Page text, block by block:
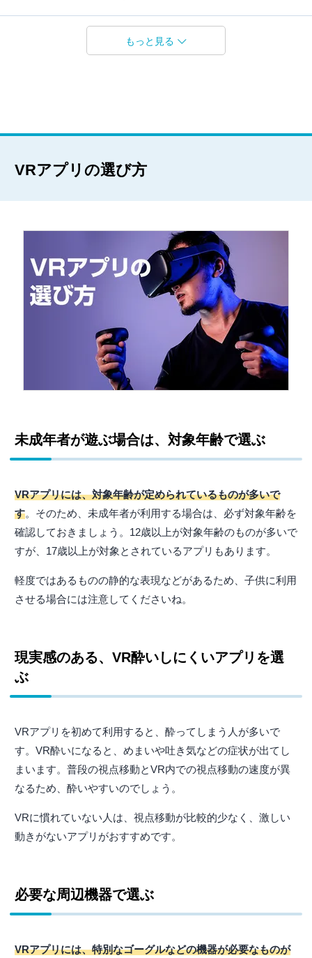
もっと見る
VRアプリの選び方
未成年者が遊ぶ場合は、対象年齢で選ぶ
VRアプリには、対象年齢が定められているものが多いで
す。そのため、未成年者が利用する場合は、必ず対象年齢を
確認しておきましょう。12歳以上が対象年齢のものが多いで
すが、17歳以上が対象とされているアプリもあります。
軽度ではあるものの静的な表現などがあるため、子供に利用
させる場合には注意してくださいね。
現実感のある、VR酔いしにくいアプリを選
ぶ
VRアプリを初めて利用すると、酔ってしまう人が多いで
す。VR酔いになると、めまいや吐き気などの症状が出てし
まいます。普段の視点移動とVR内での視点移動の速度が異
なるため、酔いやすいのでしょう。
VRに慣れていない人は、視点移動が比較的少なく、激しい
動きがないアプリがおすすめです。
必要な周辺機器で選ぶ
VRアプリには、特別なゴーグルなどの機器が必要なものが